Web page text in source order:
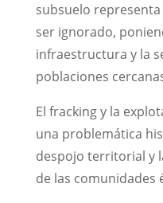
subsuelo
ser ignorado,
infraestructura y la
poblaciones
El fracking y la
una problemática
despojo territorial y
de las comunidades